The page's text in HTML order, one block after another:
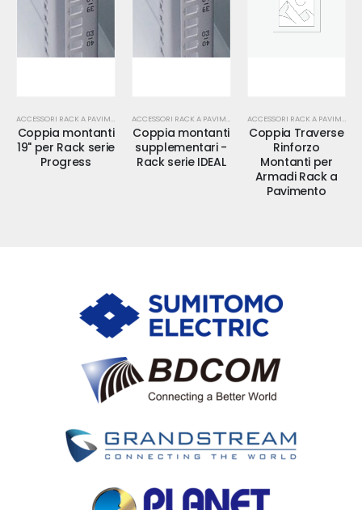
ACCESSORI RACK A PAVIMENTO
Coppia montanti
19" per Rack serie
Progress
ACCESSORI RACK A PAVIMENTO
Coppia montanti
supplementari -
Rack serie IDEAL
ACCESSORI RACK A PAVIMENTO
Coppia Traverse
Rinforzo
Montanti per
Armadi Rack a
Pavimento